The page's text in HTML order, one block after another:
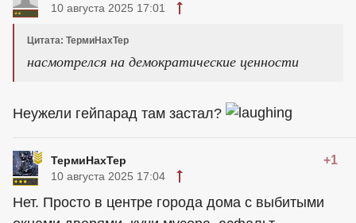
10 августа 2025 17:01
Цитата: ТермиНахТер
насмотрелся на демократические ценности
Неужели гейпарад там застал?
ТермиНахТер +1
10 августа 2025 17:04
Нет. Просто в центре города дома с выбитыми